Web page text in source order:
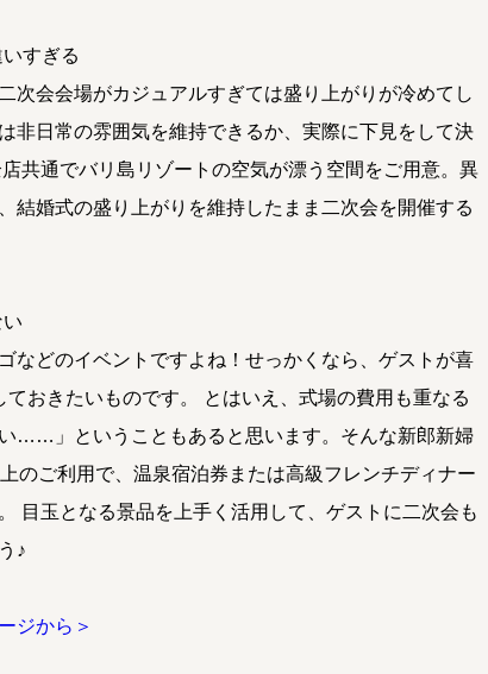
すぎる
次会会場がカジュアルすぎては盛り上がりが冷めてし
非日常の雰囲気を維持できるか、実際に下見をして決
共通でバリ島リゾートの空気が漂う空間をご用意。異
結婚式の盛り上がりを維持したまま二次会を開催する
などのイベントですよね！せっかくなら、ゲストが喜
おきたいものです。 とはいえ、式場の費用も重なる
……」ということもあると思います。そんな新郎新婦
のご利用で、温泉宿泊券または高級フレンチディナー
目玉となる景品を上手く活用して、ゲストに二次会も
♪
ジから＞